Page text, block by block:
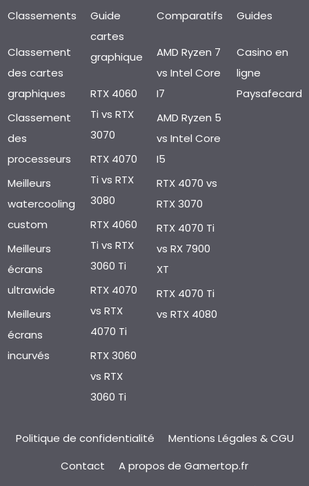
Classements
Classement
des cartes
graphiques
Classement
des
processeurs
Meilleurs
watercooling
custom
Meilleurs
écrans
ultrawide
Meilleurs
écrans
incurvés
Guide
cartes
graphique
RTX 4060
Ti vs RTX
3070
RTX 4070
Ti vs RTX
3080
RTX 4060
Ti vs RTX
3060 Ti
RTX 4070
vs RTX
4070 Ti
RTX 3060
vs RTX
3060 Ti
Comparatifs
AMD Ryzen 7
vs Intel Core
I7
AMD Ryzen 5
vs Intel Core
I5
RTX 4070 vs
RTX 3070
RTX 4070 Ti
vs RX 7900
XT
RTX 4070 Ti
vs RTX 4080
Guides
Casino en
ligne
Paysafecard
Politique de confidentialité
Mentions Légales & CGU
Contact
A propos de Gamertop.fr